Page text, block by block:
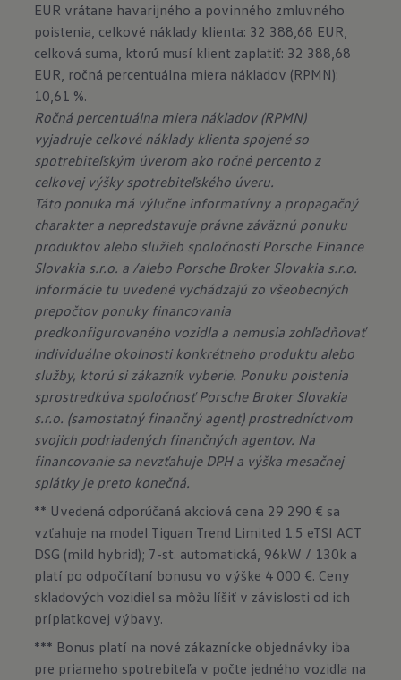
EUR vrátane havarijného a povinného zmluvného
poistenia, celkové náklady klienta: 32 388,68 EUR,
celková suma, ktorú musí klient zaplatiť: 32 388,68
EUR, ročná percentuálna miera nákladov (RPMN):
Ročná percentuálna miera nákladov (RPMN)
vyjadruje celkové náklady klienta spojené so
spotrebiteľským úverom ako ročné percento z
celkovej výšky spotrebiteľského úveru.
Táto ponuka má výlučne informatívny a propagačný
charakter a nepredstavuje právne záväznú ponuku
produktov alebo služieb spoločností Porsche Finance
Slovakia s.r.o. a /alebo Porsche Broker Slovakia s.r.o.
Informácie tu uvedené vychádzajú zo všeobecných
prepočtov ponuky financovania
predkonfigurovaného vozidla a nemusia zohľadňovať
individuálne okolnosti konkrétneho produktu alebo
služby, ktorú si zákazník vyberie. Ponuku poistenia
sprostredkúva spoločnosť Porsche Broker Slovakia
s.r.o. (samostatný finančný agent) prostredníctvom
svojich podriadených finančných agentov. Na
financovanie sa nevzťahuje DPH a výška mesačnej
splátky je preto konečná.
** Uvedená odporúčaná akciová cena 29 290 € sa
vzťahuje na model Tiguan Trend Limited 1.5 eTSI ACT
DSG (mild hybrid); 7-st. automatická, 96kW / 130k a
platí po odpočítaní bonusu vo výške 4 000 €. Ceny
skladových vozidiel sa môžu líšiť v závislosti od ich
príplatkovej výbavy.
*** Bonus platí na nové zákaznícke objednávky iba
pre priameho spotrebiteľa v počte jedného vozidla na